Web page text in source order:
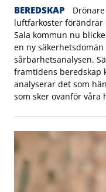
BEREDSKAP
luftfarkoster förändrar
Sala kommun nu
en ny
sårbarhetsanalysen.
framtidens beredskap
analyserar det som
som sker ovanför våra